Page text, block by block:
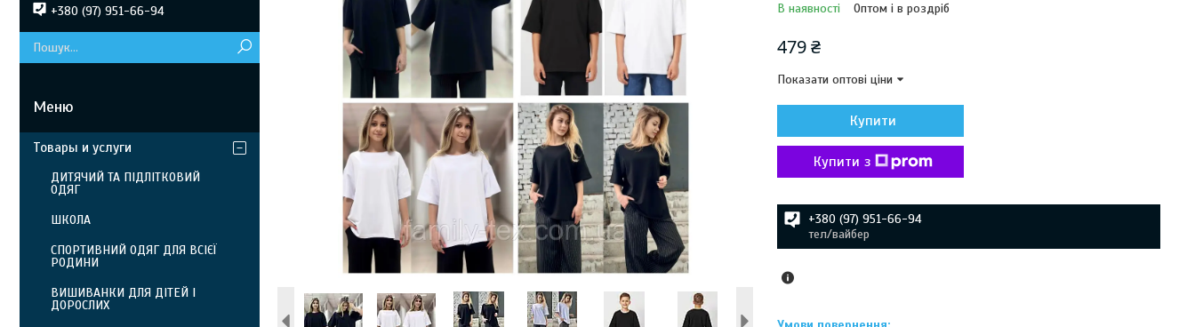
В наявності Оптом і в роздріб
479 ₴
Показати оптові ціни
Купити
Купити з
+380 (97) 951-66-94
тел/вайбер
+380 (97) 951-66-94
Товары и услуги
ДИТЯЧИЙ ТА ПІДЛІТКОВИЙ
ОДЯГ
ШКОЛА
СПОРТИВНИЙ ОДЯГ ДЛЯ ВСІЄЇ
РОДИНИ
ВИШИВАНКИ ДЛЯ ДІТЕЙ І
ДОРОСЛИХ